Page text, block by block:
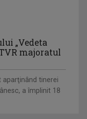
„Vedeta
majoratul
aparţinând tinerei
a împlinit 18